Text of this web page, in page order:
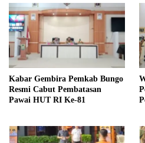
Kabar Gembira Pemkab Bungo
Resmi Cabut Pembatasan
Pawai HUT RI Ke-81